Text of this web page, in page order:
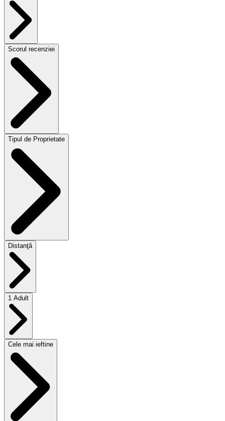
Scorul recenziei
Tipul de Proprietate
Distanţă
1 Adult
Cele mai ieftine